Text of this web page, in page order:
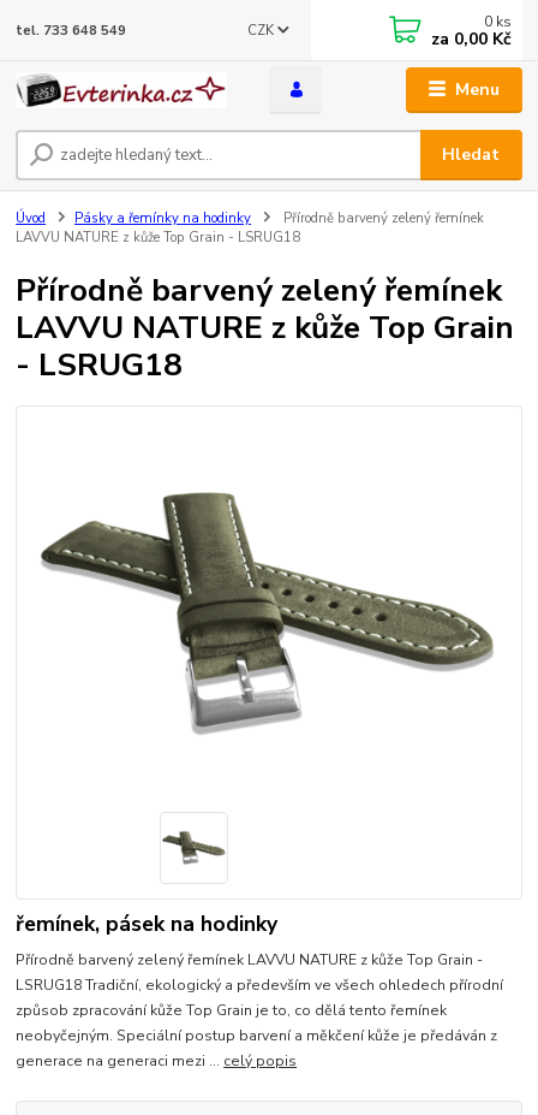
Menu
CZK
Hledat
tel. 733 648 549 0 ks
za 0,00 Kč
Úvod Pásky a řemínky na hodinky
Přírodně barvený zelený řemínek
LAVVU NATURE z kůže Top Grain - LSRUG18
Přírodně barvený zelený řemínek
LAVVU NATURE z kůže Top Grain
- LSRUG18
řemínek, pásek na hodinky
Přírodně barvený zelený řemínek LAVVU NATURE z kůže Top Grain -
LSRUG18 Tradiční, ekologický a především ve všech ohledech přírodní
způsob zpracování kůže Top Grain je to, co dělá tento řemínek
neobyčejným. Speciální postup barvení a měkčení kůže je předáván z
generace na generaci mezi ... celý popis